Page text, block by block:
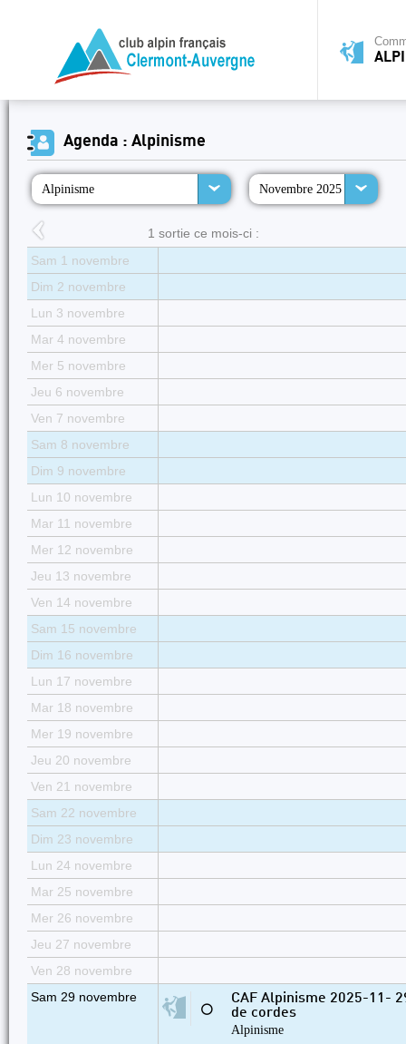
Agenda : Alpinisme
Alpinisme Novembre 2025
1 sortie ce mois-ci :
Sam 1 novembre
Dim 2 novembre
Lun 3 novembre
Mar 4 novembre
Mer 5 novembre
Jeu 6 novembre
Ven 7 novembre
Sam 8 novembre
Dim 9 novembre
Lun 10 novembre
Mar 11 novembre
Mer 12 novembre
Jeu 13 novembre
Ven 14 novembre
Sam 15 novembre
Dim 16 novembre
Lun 17 novembre
Mar 18 novembre
Mer 19 novembre
Jeu 20 novembre
Ven 21 novembre
Sam 22 novembre
Dim 23 novembre
Lun 24 novembre
Mar 25 novembre
Mer 26 novembre
Jeu 27 novembre
Ven 28 novembre
Sam 29 novembre
⚪
CAF Alpinisme 2025-11-
de cordes
Alpinisme